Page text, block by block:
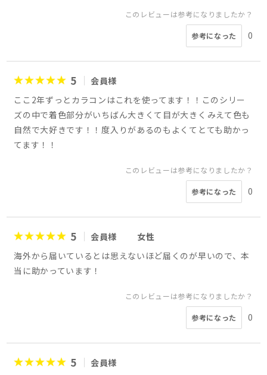
このレビューは参考になりましたか？
参考になった 0
5
会員様
ここ2年ずっとカラコンはこれを使ってます！！このシリー
ズの中で着色部分がいちばん大きくて目が大きくみえて色も
自然で大好きです！！度入りがあるのもよくてとても助かっ
てます！！
このレビューは参考になりましたか？
参考になった 0
5 会員様
女性
海外から届いているとは思えないほど届くのが早いので、本
当に助かっています！
このレビューは参考になりましたか？
参考になった 0
5
会員様